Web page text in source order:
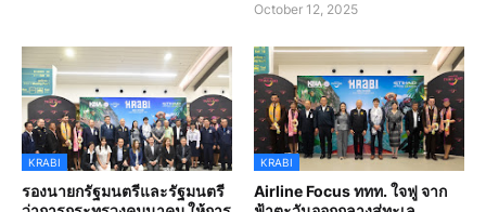
October 12, 2025
KRABI
รองนายกรัฐมนตรีและรัฐมนตรี
KRABI
Airline Focus ททท. ใจฟู จาก